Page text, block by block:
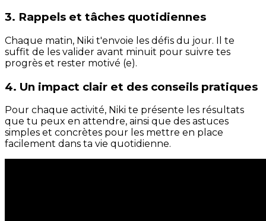
3. Rappels et tâches quotidiennes
Chaque matin, Niki t'envoie les défis du jour. Il te
suffit de les valider avant minuit pour suivre tes
progrès et rester motivé (e).
4. Un impact clair et des conseils pratiques
Pour chaque activité, Niki te présente les résultats
que tu peux en attendre, ainsi que des astuces
simples et concrètes pour les mettre en place
facilement dans ta vie quotidienne.